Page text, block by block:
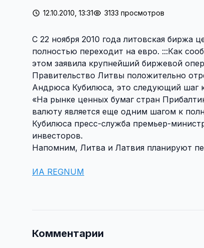
12.10.2010, 13:31 3133 просмотров
С 22 ноября 2010 года литовская биржа
полностью переходит на евро. :::Как
этом заявила крупнейший биржевой
Правительство Литвы положительно
Андрюса Кубилюса, это следующий шаг
«На рынке ценных бумаг стран
валюту является еще одним шагом к
Кубилюса пресс-служба премьер-
инвесторов.
Напомним, Литва и Латвия планируют
ИА REGNUM
Комментарии